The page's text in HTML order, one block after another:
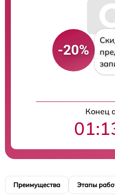
-20%
Конец
Преимущества Этапы